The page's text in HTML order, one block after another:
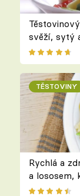
svěží, sytý
TĚSTOVINY
Rychlá a
a lososem,